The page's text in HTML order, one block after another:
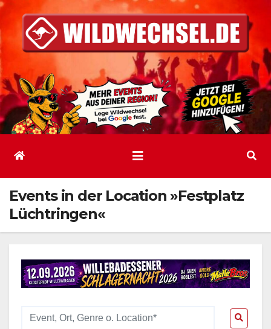
Inhalt
springen
Events in der Location »Festplatz
Lüchtringen«